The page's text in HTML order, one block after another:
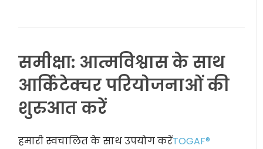
समीक्षा: आत्मविश्वास के साथ
आर्किटेक्चर परियोजनाओं की
शुरुआत करें
हमारी स्वचालित के साथ उपयोग करेंTOGAF®